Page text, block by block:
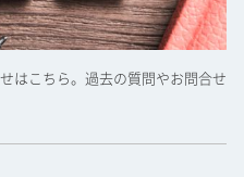
はこちら。過去の質問やお問合せ